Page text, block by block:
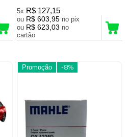
5x R$ 127,15
ou R$ 603,95
no pix
ou R$ 623,03 no
cartão
Promoção -8%